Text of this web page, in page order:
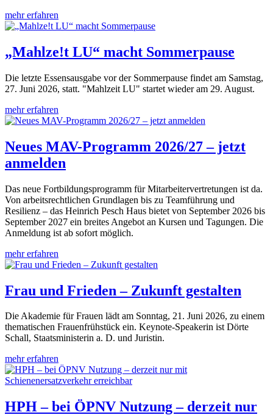
mehr erfahren
„Mahlze!t LU“ macht Sommerpause
Die letzte Essensausgabe vor der Sommerpause findet am Samstag,
27. Juni 2026, statt. "Mahlzeit LU" startet wieder am 29. August.
mehr erfahren
Neues MAV-Programm 2026/27 – jetzt
anmelden
Das neue Fortbildungsprogramm für Mitarbeitervertretungen ist da.
Von arbeitsrechtlichen Grundlagen bis zu Teamführung und
Resilienz – das Heinrich Pesch Haus bietet von September 2026 bis
September 2027 ein breites Angebot an Kursen und Tagungen. Die
Anmeldung ist ab sofort möglich.
mehr erfahren
Frau und Frieden – Zukunft gestalten
Die Akademie für Frauen lädt am Sonntag, 21. Juni 2026, zu einem
thematischen Frauenfrühstück ein. Keynote-Speakerin ist Dörte
Schall, Staatsministerin a. D. und Juristin.
mehr erfahren
HPH – bei ÖPNV Nutzung – derzeit nur